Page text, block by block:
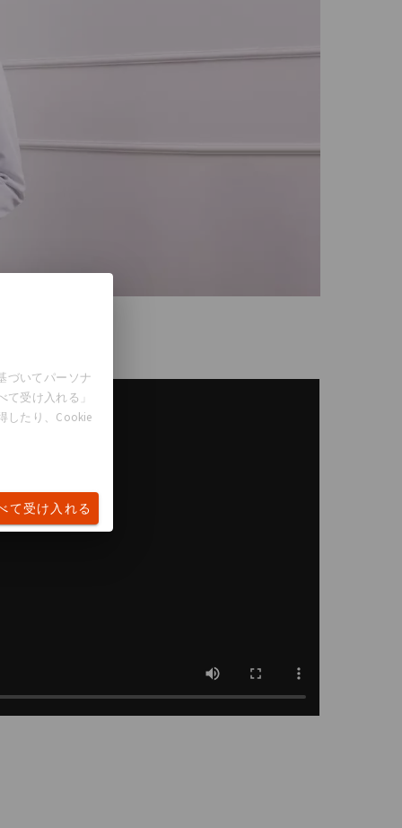
づいてパーソナ
受け入れる」
したり、Cookie
て受け入れる